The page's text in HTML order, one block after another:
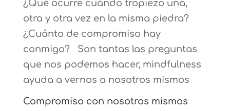
¿Qué ocurre cuándo tropiezo una,
otra y otra vez en la misma piedra?
¿Cuánto de compromiso hay
conmigo? Son tantas las preguntas
que nos podemos hacer, mindfulness
ayuda a vernos a nosotros mismos
Compromiso con nosotros mismos